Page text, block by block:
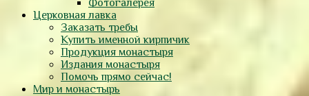
Фотогалерея
Церковная лавка
Заказать требы
Купить именной кирпичик
Продукция монастыря
Издания монастыря
Помочь прямо сейчас!
Мир и монастырь